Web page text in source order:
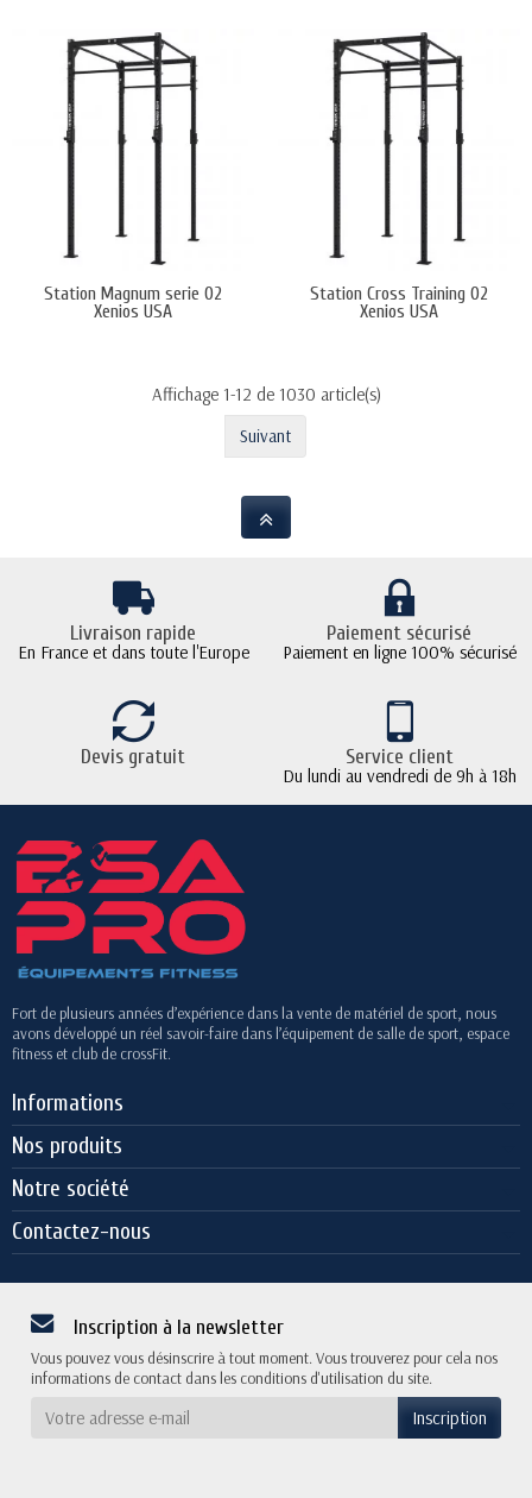
Station Magnum serie 02
Xenios USA
Station Cross Training 02
Xenios USA
Affichage 1-12 de 1030 article(s)
Suivant
Livraison rapide
En France et dans toute l'Europe
Paiement sécurisé
Paiement en ligne 100% sécurisé
Devis gratuit Service client
Du lundi au vendredi de 9h à 18h
Fort de plusieurs années d’expérience dans la vente de matériel de sport, nous
avons développé un réel savoir-faire dans l’équipement de salle de sport, espace
fitness et club de crossFit.
Informations
Nos produits
Notre société
Contactez-nous
Inscription à la newsletter
Vous pouvez vous désinscrire à tout moment. Vous trouverez pour cela nos
informations de contact dans les conditions d'utilisation du site.